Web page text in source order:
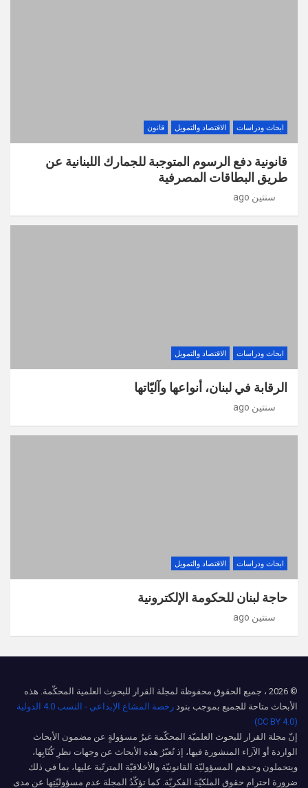
ابحاث ودراسات الاقتصاد والتمويل قانون
قانونية دفع الرسوم المتوجبة للجمارك اللبنانية عن
طريق البطاقات المصرفية
سنتين ago
ابحاث ودراسات الاقتصاد والتمويل
الرقابة في لبنان، أنواعها وآليّاتها
سنتين ago
ابحاث ودراسات الاقتصاد والتمويل
حاجة لبنان للحكومة الإلكترونية
سنتين ago
© 2026 ، جميع الحقوق محفوظة لمجلة القرار للبحوث العلمية المحكّمة. هذه
الأبحاث متاحة للجميع بموجب بنود
رخصة المشاع الإبداعي - النسب 4.0 الدولية
(CC BY 4.0)
إنّ مجلة القرار للبحوث العلميّة المحكّمة غيرُ مسؤولةٍ عن مضمون الأبحاث
الواردة أو الآراء المنشورة فيها، إذ تُعبّرُ هذه الأبحاث عن وجهات نظرِ كُتّابِها،
ويتحملون وحدهم المسؤوليّة القانونيّة والأخلاقيّة المترتّبة عليها، بما في ذلك
ضرورة احترام حقوق الملكيّة الفكريّة. كما تؤكّدُ المجلة عدم مسؤوليّتِها عن مدى